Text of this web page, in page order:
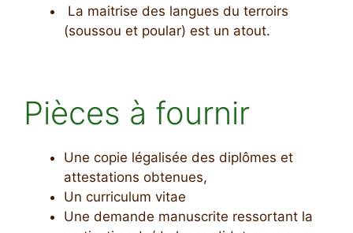
La maitrise des langues du terroirs
(soussou et poular) est un atout.
Pièces à fournir
Une copie légalisée des diplômes et
attestations obtenues,
Un curriculum vitae
Une demande manuscrite ressortant la